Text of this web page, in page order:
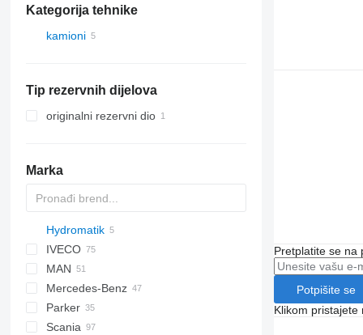
Kategorija tehnike
kamioni
Tip rezervnih dijelova
originalni rezervni dio
Marka
BM
XF
AC
M series
RT
Hydromatik
IVECO
EuroCargo
Eurotech
Eurotrakker
Stralis
NPR
NQR
PC
WA
KMK
LTM
R-series
MAN
F90
LE
TGA
Mercedes-Benz
A-Class
Actros
Canter
Atleon
Parker
Magnum
Scania
Pretplatite se na
Potpišite se
Klikom pristajete